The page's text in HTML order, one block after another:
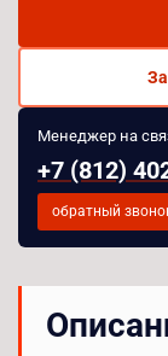
Менеджер на
+7 (812)
обратный